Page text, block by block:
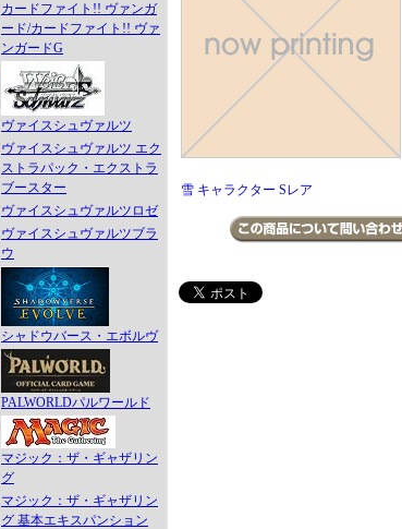
カードファイト!! ヴァンガ
ード/カードファイト!! ヴァ
ンガードG
ヴァイスシュヴァルツ
ヴァイスシュヴァルツ エク
ストラパック・エクストラ
ブースター
ヴァイスシュヴァルツロゼ
ヴァイスシュヴァルツブラ
ウ
シャドウバース・エボルヴ
PALWORLDパルワールド
マジック：ザ・ギャザリン
グ
マジック：ザ・ギャザリン
グ 基本エキスパンション
雪 キャラクター Sレア